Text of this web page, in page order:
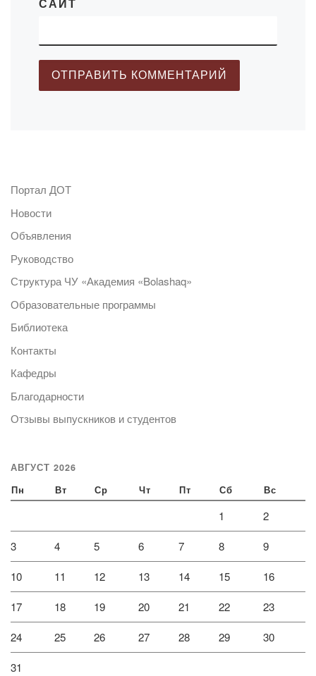
САЙТ
Портал ДОТ
Новости
Объявления
Руководство
Структура ЧУ «Академия «Bolashaq»
Образовательные программы
Библиотека
Контакты
Кафедры
Благодарности
Отзывы выпускников и студентов
АВГУСТ 2026
Пн Вт Ср Чт Пт Сб Вс
1 2
3 4 5 6 7 8 9
10 11 12 13 14 15 16
17 18 19 20 21 22 23
24 25 26 27 28 29 30
31